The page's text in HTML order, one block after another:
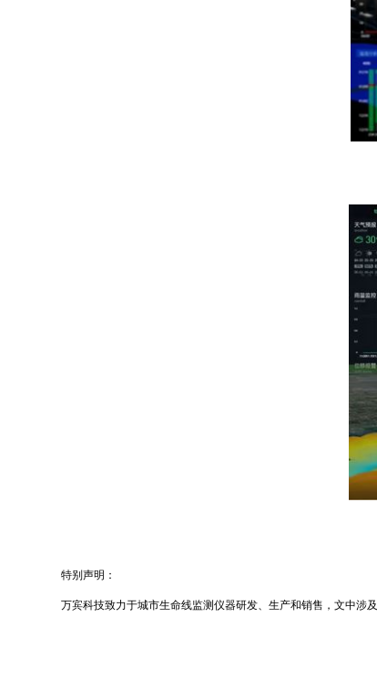
特别声明：
万宾科技致力于城市生命线监测仪器研发、生产和销售，文中涉